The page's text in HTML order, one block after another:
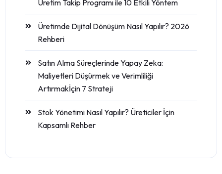
Üretim Takip Programı ile 10 Etkili Yöntem
Üretimde Dijital Dönüşüm Nasıl Yapılır? 2026
Rehberi
Satın Alma Süreçlerinde Yapay Zeka:
Maliyetleri Düşürmek ve Verimliliği
Artırmakİçin 7 Strateji
Stok Yönetimi Nasıl Yapılır? Üreticiler İçin
Kapsamlı Rehber